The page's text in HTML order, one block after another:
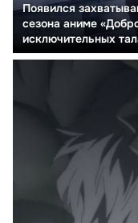
Появился
сезона аниме
исключительных